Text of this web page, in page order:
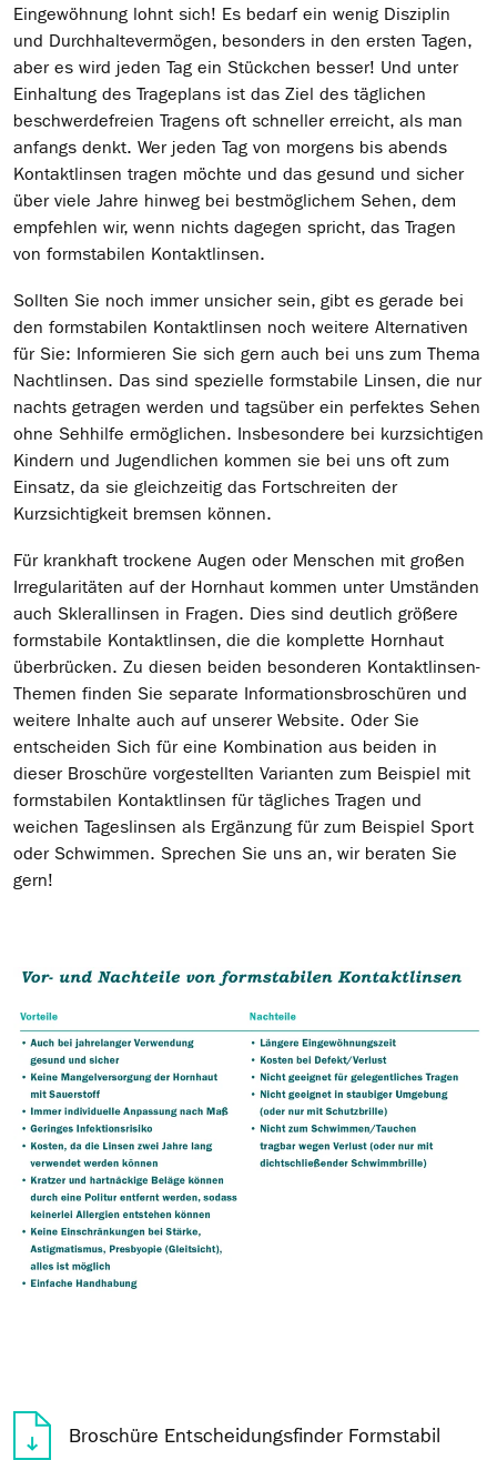
Eingewöhnung lohnt sich! Es bedarf ein wenig Disziplin
und Durchhaltevermögen, besonders in den ersten Tagen,
aber es wird jeden Tag ein Stückchen besser! Und unter
Einhaltung des Trageplans ist das Ziel des täglichen
beschwerdefreien Tragens oft schneller erreicht, als man
anfangs denkt. Wer jeden Tag von morgens bis abends
Kontaktlinsen tragen möchte und das gesund und sicher
über viele Jahre hinweg bei bestmöglichem Sehen, dem
empfehlen wir, wenn nichts dagegen spricht, das Tragen
von formstabilen Kontaktlinsen.
Sollten Sie noch immer unsicher sein, gibt es gerade bei
den formstabilen Kontaktlinsen noch weitere Alternativen
für Sie: Informieren Sie sich gern auch bei uns zum Thema
Nachtlinsen. Das sind spezielle formstabile Linsen, die nur
nachts getragen werden und tagsüber ein perfektes Sehen
ohne Sehhilfe ermöglichen. Insbesondere bei kurzsichtigen
Kindern und Jugendlichen kommen sie bei uns oft zum
Einsatz, da sie gleichzeitig das Fortschreiten der
Kurzsichtigkeit bremsen können.
Für krankhaft trockene Augen oder Menschen mit großen
Irregularitäten auf der Hornhaut kommen unter Umständen
auch Sklerallinsen in Fragen. Dies sind deutlich größere
formstabile Kontaktlinsen, die die komplette Hornhaut
überbrücken. Zu diesen beiden besonderen Kontaktlinsen-
Themen finden Sie separate Informationsbroschüren und
weitere Inhalte auch auf unserer Website. Oder Sie
entscheiden Sich für eine Kombination aus beiden in
dieser Broschüre vorgestellten Varianten zum Beispiel mit
formstabilen Kontaktlinsen für tägliches Tragen und
weichen Tageslinsen als Ergänzung für zum Beispiel Sport
oder Schwimmen. Sprechen Sie uns an, wir beraten Sie
gern!
Broschüre Entscheidungsfinder Formstabil